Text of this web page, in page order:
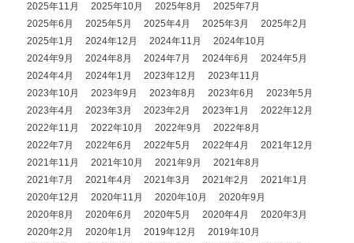
2025年11月
2025年10月 2025年8月
2025年7月
2025年6月
2025年5月 2025年4月 2025年3月
2025年2月
2025年1月
2024年12月 2024年11月
2024年10月
2024年9月
2024年8月 2024年7月 2024年6月
2024年5月
2024年4月
2024年1月 2023年12月
2023年11月
2023年10月
2023年9月 2023年8月 2023年6月
2023年5月
2023年4月
2023年3月 2023年2月 2023年1月
2022年12月
2022年11月
2022年10月 2022年9月
2022年8月
2022年7月
2022年6月 2022年5月 2022年4月
2021年12月
2021年11月
2021年10月 2021年9月
2021年8月
2021年7月
2021年4月 2021年3月 2021年2月
2021年1月
2020年12月
2020年11月 2020年10月
2020年9月
2020年8月
2020年6月 2020年5月 2020年4月
2020年3月
2020年2月
2020年1月 2019年12月
2019年10月